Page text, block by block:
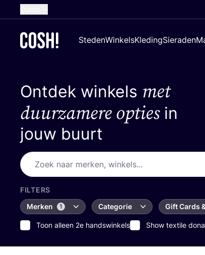
French
German
Croatian
StedenWinkelsKledingSieraden
Ontdek winkels met
duurzamere optiesin
jouw buurt
FILTERS
Merken
1 Categorie Gift Cards
Toon alleen 2e handswinkels Show textile